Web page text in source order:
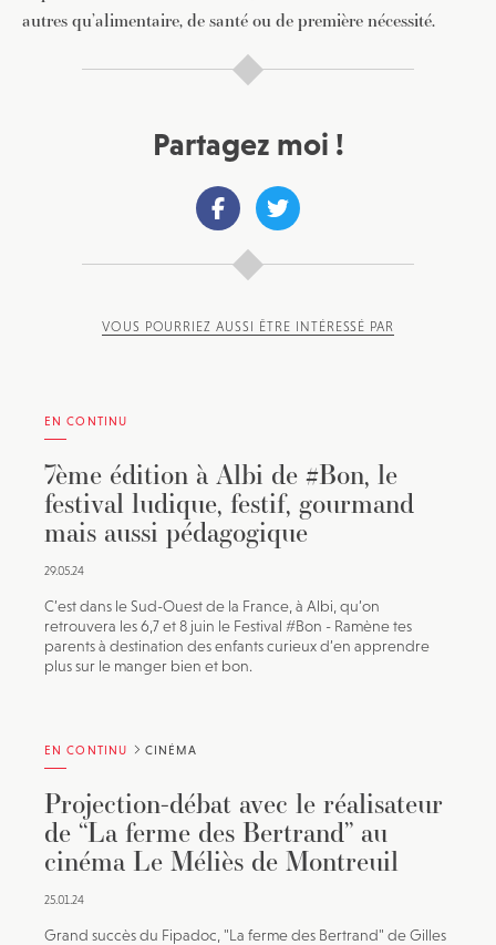
autres qu’alimentaire, de santé ou de première nécessité.
Partagez moi !
VOUS POURRIEZ AUSSI ÊTRE INTÉRESSÉ PAR
EN CONTINU
7ème édition à Albi de #Bon, le
festival ludique, festif, gourmand
mais aussi pédagogique
29.05.24
C’est dans le Sud-Ouest de la France, à Albi, qu’on
retrouvera les 6,7 et 8 juin le Festival #Bon - Ramène tes
parents à destination des enfants curieux d’en apprendre
plus sur le manger bien et bon.
EN CONTINU CINÉMA
Projection-débat avec le réalisateur
de “La ferme des Bertrand” au
cinéma Le Méliès de Montreuil
25.01.24
Grand succès du Fipadoc, "La ferme des Bertrand" de Gilles